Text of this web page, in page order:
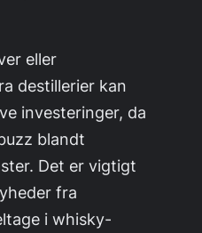
eller
destillerier kan
investeringer, da
blandt
Det er vigtigt
fra
i whisky-